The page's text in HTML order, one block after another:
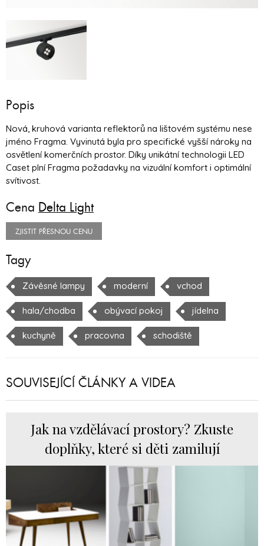
Popis
Nová, kruhová varianta reflektorů na lištovém systému nese
jméno Fragma. Vyvinutá byla pro specifické vyšší nároky na
osvětlení komerčních prostor. Díky unikátní technologii LED
Caset plní Fragma požadavky na vizuální komfort i optimální
svítivost.
Cena Delta Light
ZJISTIT PŘESNOU CENU
Tagy
Závěsné lampy moderní vchod
hala/chodba obývací pokoj jídelna
kuchyně pracovna schodiště
SOUVISEJÍCÍ ČLÁNKY A VIDEA
Jak na vzdělávací prostory? Zkuste
doplňky, které si děti zamilují